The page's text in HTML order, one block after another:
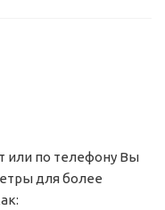
или по телефону Вы
для более